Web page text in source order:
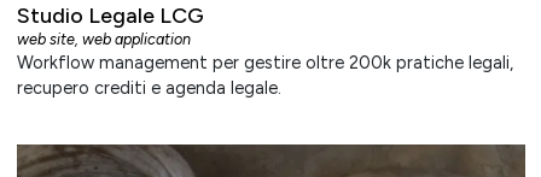
Studio Legale LCG
web site, web application
Workflow management per gestire oltre 200k pratiche legali,
recupero crediti e agenda legale.